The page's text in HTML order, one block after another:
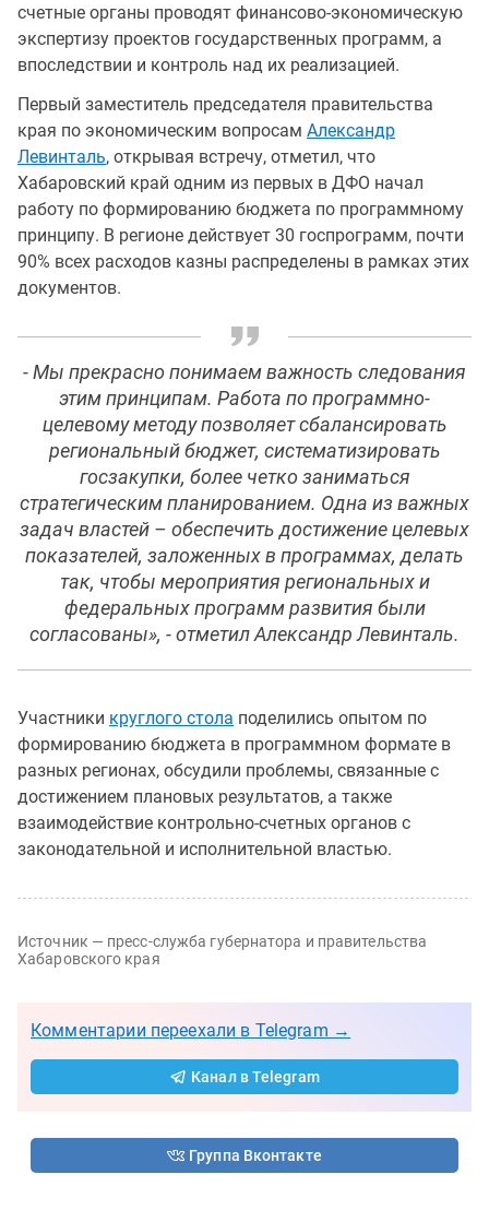
счетные органы проводят финансово-экономическую
экспертизу проектов государственных программ, а
впоследствии и контроль над их реализацией.
Первый заместитель председателя правительства
края по экономическим вопросам Александр
Левинталь, открывая встречу, отметил, что
Хабаровский край одним из первых в ДФО начал
работу по формированию бюджета по программному
принципу. В регионе действует 30 госпрограмм, почти
90% всех расходов казны распределены в рамках этих
документов.
- Мы прекрасно понимаем важность следования
этим принципам. Работа по программно-
целевому методу позволяет сбалансировать
региональный бюджет, систематизировать
госзакупки, более четко заниматься
стратегическим планированием. Одна из важных
задач властей – обеспечить достижение целевых
показателей, заложенных в программах, делать
так, чтобы мероприятия региональных и
федеральных программ развития были
согласованы», - отметил Александр Левинталь.
Участники круглого стола поделились опытом по
формированию бюджета в программном формате в
разных регионах, обсудили проблемы, связанные с
достижением плановых результатов, а также
взаимодействие контрольно-счетных органов с
законодательной и исполнительной властью.
Источник — пресс-служба губернатора и правительства
Хабаровского края
Комментарии переехали в Telegram →
Канал в Telegram
Группа Вконтакте